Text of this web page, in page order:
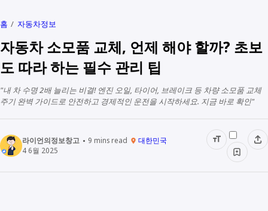
홈 자동차정보
자동차 소모품 교체, 언제 해야 할까? 초보
도 따라 하는 필수 관리 팁
"내 차 수명 2배 늘리는 비결! 엔진 오일, 타이어, 브레이크 등 차량 소모품 교체
주기 완벽 가이드로 안전하고 경제적인 운전을 시작하세요. 지금 바로 확인"
라이언의정보창고 9 mins read
대한민국
4 6월 2025